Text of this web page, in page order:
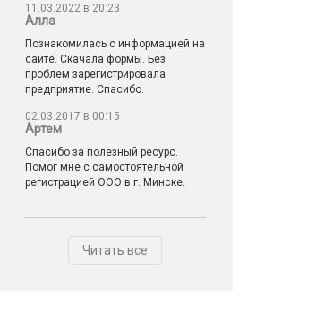
11.03.2022 в 20:23
Алла
Познакомилась с информацией на
сайте. Скачала формы. Без
проблем зарегистрировала
предприятие. Спасибо.
02.03.2017 в 00:15
Артем
Спасибо за полезный ресурс.
Помог мне с самостоятельной
регистрацией ООО в г. Минске.
Читать все